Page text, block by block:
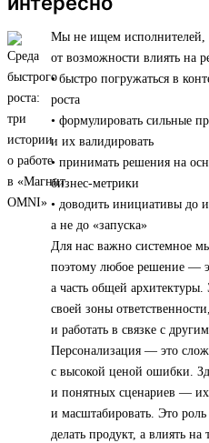
Мы не ищем исполнителей,
от возможности влиять на
• быстро погружаться в
роста
• формулировать сильные
и их валидировать
• принимать решения на
бизнес-метрики
• доводить инициативы до
а не до «запуска»
Для нас важно системное
поэтому любое решение —
а часть общей
своей зоны
и работать в связке с
Персонализация — это
с высокой ценой ошибки.
и понятных сценариев —
и масштабировать. Это
делать продукт, а влиять на